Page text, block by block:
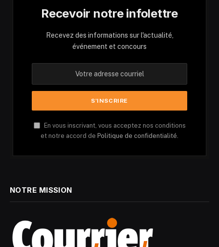
Recevoir notre infolettre
Recevez des informations sur l'actualité,
événement et concours
En vous inscrivant, vous acceptez nos conditions
et notre accord de Politique de confidentialité.
NOTRE MISSION